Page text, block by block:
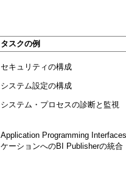
タスクの例
セキュリティの構成
システム設定の構成
システム・プロセスの診断と監視
Application Programming
ケーションへのBI Publisherの統合